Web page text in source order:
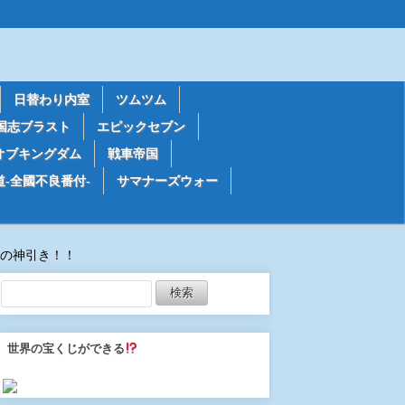
日替わり内室
ツムツム
志ブラスト
エピックセブン
ブキングダム
戦車帝国
-全國不良番付-
サマナーズウォー
神引き！！
世界の宝くじができる